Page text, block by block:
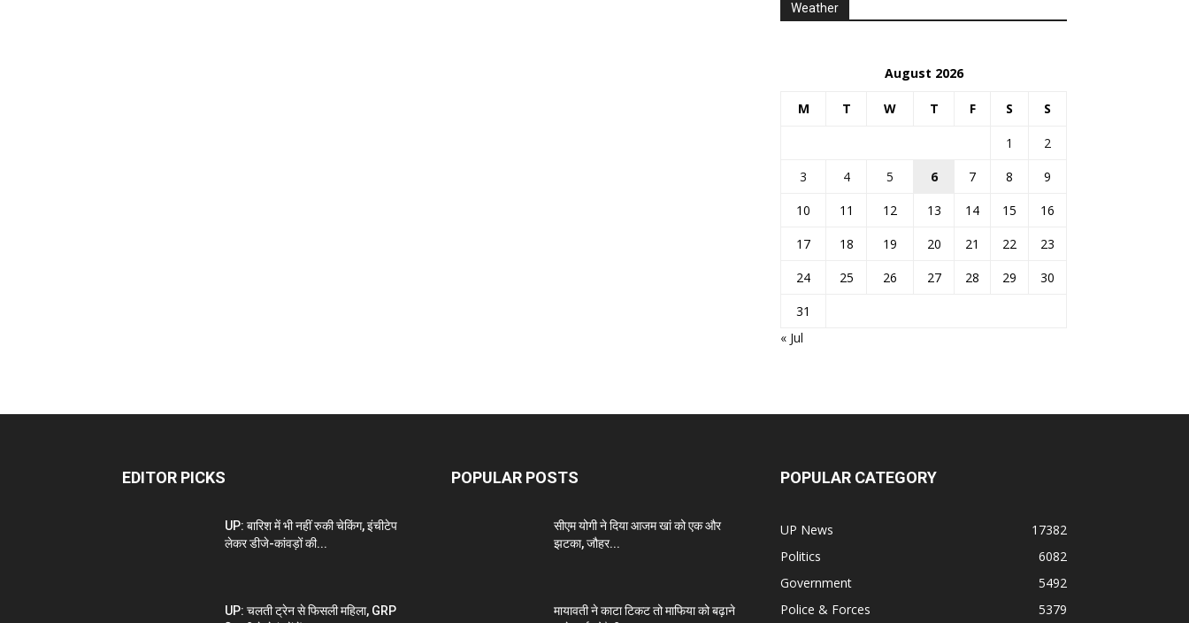
Weather
August 2026
M T W T F S S
1
2
3
4 5 6 7 8
9
10
11 12 13 14 15
16
17
18 19 20 21 22
23
24
25 26 27 28 29
30
31
« Jul
EDITOR PICKS
UP: बारिश में भी नहीं रुकी चेकिंग, इंचीटेप
लेकर डीजे-कांवड़ों की...
UP: चलती ट्रेन से फिसली महिला, GRP
POPULAR POSTS
सीएम योगी ने दिया आजम खां को एक और
झटका, जौहर...
मायावती ने काटा टिकट तो माफिया को बढ़ाने
POPULAR CATEGORY
UP News
17382
Politics
6082
Government
5492
Police & Forces
5379